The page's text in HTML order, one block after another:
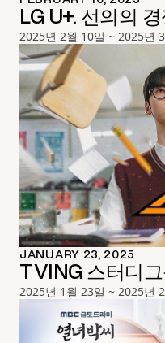
LG U+. 선의의
2025년 2월 10일 ~ 2025년
JANUARY 23, 2025
TVING 스터디
2025년 1월 23일 ~ 2025년